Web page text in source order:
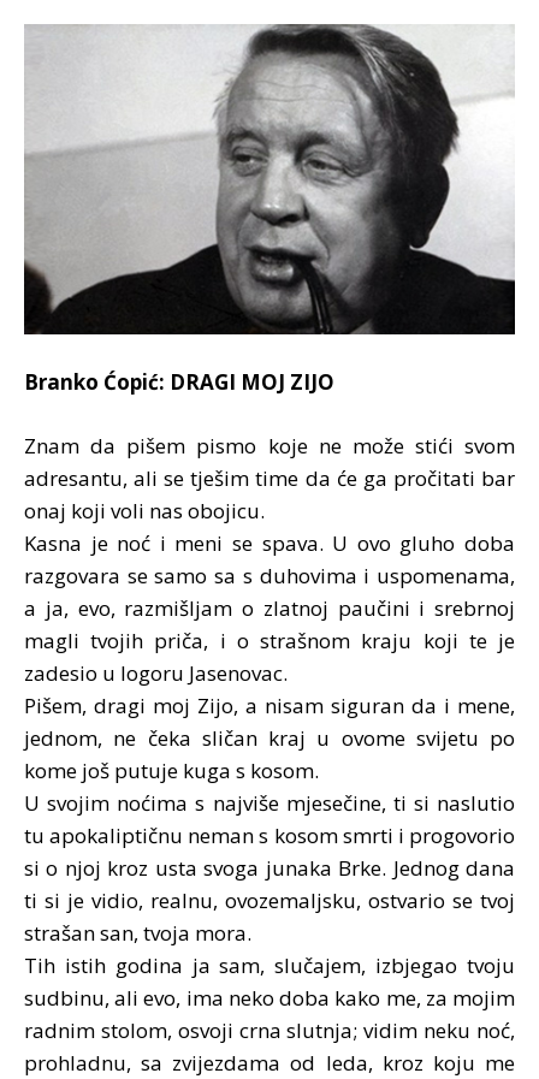
Branko Ćopić: DRAGI MOJ ZIJO
Znam da pišem pismo koje ne može stići svom
adresantu, ali se tješim time da će ga pročitati bar
onaj koji voli nas obojicu.
Kasna je noć i meni se spava. U ovo gluho doba
razgovara se samo sa s duhovima i uspomenama,
a ja, evo, razmišljam o zlatnoj paučini i srebrnoj
magli tvojih priča, i o strašnom kraju koji te je
zadesio u logoru Jasenovac.
Pišem, dragi moj Zijo, a nisam siguran da i mene,
jednom, ne čeka sličan kraj u ovome svijetu po
kome još putuje kuga s kosom.
U svojim noćima s najviše mjesečine, ti si naslutio
tu apokaliptičnu neman s kosom smrti i progovorio
si o njoj kroz usta svoga junaka Brke. Jednog dana
ti si je vidio, realnu, ovozemaljsku, ostvario se tvoj
strašan san, tvoja mora.
Tih istih godina ja sam, slučajem, izbjegao tvoju
sudbinu, ali evo, ima neko doba kako me, za mojim
radnim stolom, osvoji crna slutnja; vidim neku noć,
prohladnu, sa zvijezdama od leda, kroz koju me